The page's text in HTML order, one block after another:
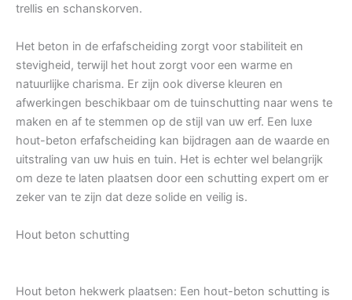
trellis en schanskorven.
Het beton in de erfafscheiding zorgt voor stabiliteit en
stevigheid, terwijl het hout zorgt voor een warme en
natuurlijke charisma. Er zijn ook diverse kleuren en
afwerkingen beschikbaar om de tuinschutting naar wens te
maken en af te stemmen op de stijl van uw erf. Een luxe
hout-beton erfafscheiding kan bijdragen aan de waarde en
uitstraling van uw huis en tuin. Het is echter wel belangrijk
om deze te laten plaatsen door een schutting expert om er
zeker van te zijn dat deze solide en veilig is.
Hout beton schutting
Hout beton hekwerk plaatsen: Een hout-beton schutting is